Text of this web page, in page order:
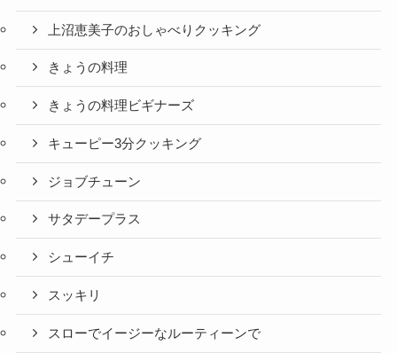
上沼恵美子のおしゃべりクッキング
きょうの料理
きょうの料理ビギナーズ
キューピー3分クッキング
ジョブチューン
サタデープラス
シューイチ
スッキリ
スローでイージーなルーティーンで